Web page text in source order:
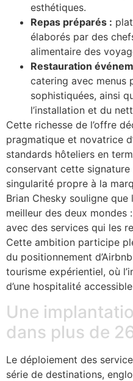
esthétiques.
Repas préparés :
élaborés par des
alimentaire des
Restauration
catering avec menus
sophistiquées, ainsi
l’installation et du
Cette richesse de l’offre
pragmatique et novatrice
standards hôteliers en
conservant cette signature
singularité propre à la
Brian Chesky souligne que
meilleur des deux mondes
avec des services qui les
Cette ambition participe
du positionnement
tourisme expérientiel, où
d’une hospitalité
Une
dans plus de
Le déploiement des
série de destinations,